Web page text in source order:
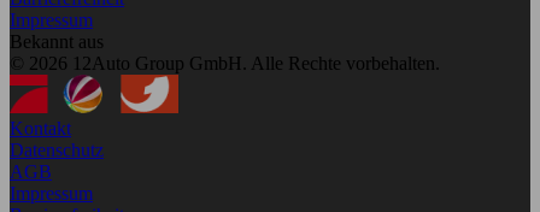
Impressum
Bekannt aus
© 2026 12Auto Group GmbH. Alle Rechte vorbehalten.
Kontakt
Datenschutz
AGB
Impressum